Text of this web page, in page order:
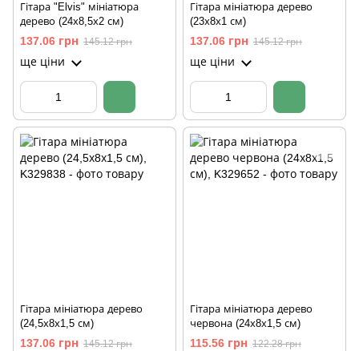
Гітара "Elvis" мініатюра
дерево (24х8,5х2 см)
137.06 грн 145.12 грн
ще ціни
Гітара мініатюра дерево
(23х8х1 см)
137.06 грн 145.12 грн
ще ціни
Гітара мініатюра дерево
(24,5х8х1,5 см)
137.06 грн 145.12 грн
Гітара мініатюра дерево
червона (24х8х1,5 см)
115.56 грн 122.28 грн